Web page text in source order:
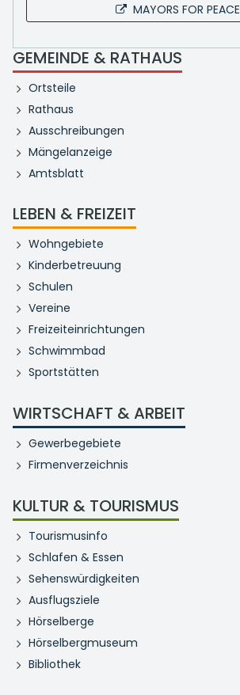
MAYORS FOR PEACE
GEMEINDE & RATHAUS
Ortsteile
Rathaus
Ausschreibungen
Mängelanzeige
Amtsblatt
LEBEN & FREIZEIT
Wohngebiete
Kinderbetreuung
Schulen
Vereine
Freizeiteinrichtungen
Schwimmbad
Sportstätten
WIRTSCHAFT & ARBEIT
Gewerbegebiete
Firmenverzeichnis
KULTUR & TOURISMUS
Tourismusinfo
Schlafen & Essen
Sehenswürdigkeiten
Ausflugsziele
Hörselberge
Hörselbergmuseum
Bibliothek